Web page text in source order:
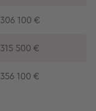
306 100 €
315 500 €
356 100 €